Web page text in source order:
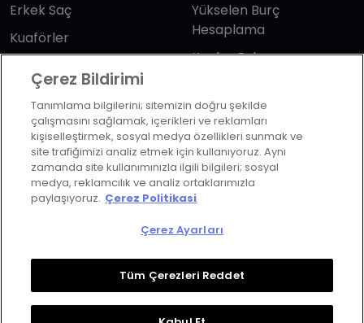
Erkek Saç
Kuaförler
Yükselen Burç
Hesaplama
Kuafor Bulma
Bizi takip edin
KVKK Başvuru Formu
Kullanım Şart ve Koşulları
Çerez Politikası
Çerez Ayarları
Copyrights ©2026 Herkes İçin Güzellik. Design &
Çerez Bildirimi
Tanımlama bilgilerini; sitemizin doğru şekilde
çalışmasını sağlamak, içerikleri ve reklamları
kişiselleştirmek, sosyal medya özellikleri sunmak ve
site trafiğimizi analiz etmek için kullanıyoruz. Aynı
zamanda site kullanımınızla ilgili bilgileri; sosyal
medya, reklamcılık ve analiz ortaklarımızla
paylaşıyoruz. Çerez Politikasi
Çerez Ayarları
Tüm Çerezleri Reddet